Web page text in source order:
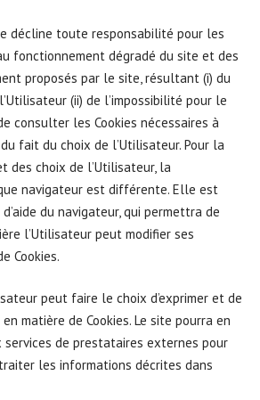
décline toute responsabilité pour les
fonctionnement dégradé du site et des
proposés par le site, résultant (i) du
(ii) de l’impossibilité pour le
consulter les Cookies nécessaires à
fait du choix de l’Utilisateur. Pour la
des choix de l’Utilisateur, la
navigateur est différente. Elle est
du navigateur, qui permettra de
l’Utilisateur peut modifier ses
Cookies.
peut faire le choix d’exprimer et de
matière de Cookies. Le site pourra en
de prestataires externes pour
les informations décrites dans